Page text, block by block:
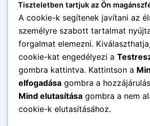
Tetszett ez a cikk?
Heti 2 új receptet küldünk
Tiszteletben tartjuk az Ön
A cookie-k segítenek javítani az
személyre szabott tartalmat
forgalmat elemezni.
cookie-kat engedélyezi a
gombra kattintva. Kattintson a
elfogadása gombra a
Mind elutasítása gombra a nem
cookie-k elutasításához.